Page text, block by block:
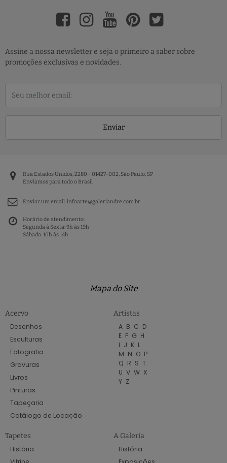
Assine a nossa newsletter e seja o primeiro a saber sobre
promoções exclusivas e novidades.
Enviar
Rua Estados Unidos, 2280 - 01427-002, São Paulo, SP
Enviamos para todo o Brasil
Enviar um email:infoarte@galeriandre.com.br
Horário de atendimento:
Segunda à Sexta: 9h às 19h
Sábado: 10h às 14h
Mapa do Site
Acervo
Desenhos
Esculturas
Fotografia
Gravuras
Livros
Pinturas
Tapeçaria
Catálogo de Locação
Artistas
A B C D
E F G H
I J K L
M N O P
Q R S T
U V W X
Y Z
Tapetes
História
A Galeria
História